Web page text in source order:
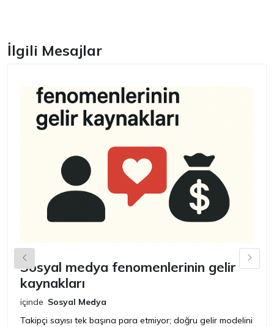
İlgili Mesajlar
Sosyal medya fenomenlerinin gelir
kaynakları
içinde Sosyal Medya
Takipçi sayısı tek başına para etmiyor; doğru gelir modelini